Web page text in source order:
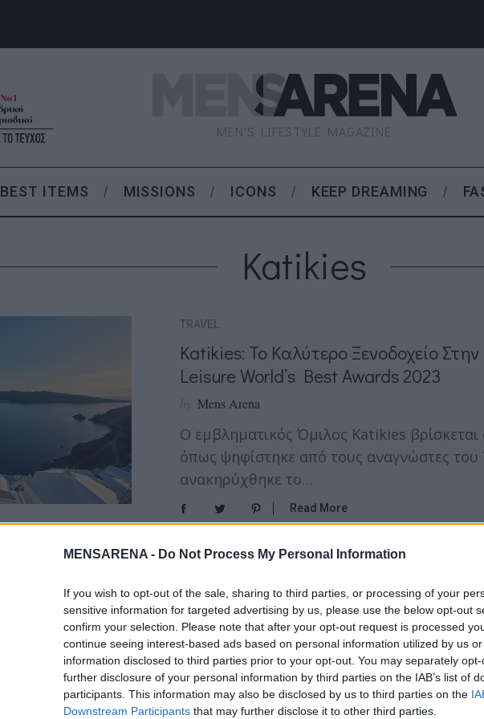
MENSARENA - Do Not Process My Personal Information
If you wish to opt-out of the sale, sharing to third parties, or processing of your
sensitive information for targeted advertising by us, please use the below opt-out
confirm your selection. Please note that after your opt-out request is processed
continue seeing interest-based ads based on personal information utilized by us
information disclosed to third parties prior to your opt-out. You may separately
further disclosure of your personal information by third parties on the IAB’s list of
participants. This information may also be disclosed by us to third parties on the
Downstream Participants that may further disclose it to other third parties.
MEN'S LIFESTYLE MAGAZINE
BEST ITEMS MISSIONS ICONS KEEP DREAMING
Katikies
TRAVEL
Katikies: To Καλύτερο Ξενοδοχείο
Leisure World’s Best Awards 2023
by Mens Arena
Ο εμβληματικός Όμιλος Katikies βρίσκεται
όπως ψηφίστηκε από τους αναγνώστες
ανακηρύχθηκε το…
Read More
Katikies: Μια Μοναδική, Πολυτελής
Μύκονο
by Mens Arena
Με το καλοκαίρι να βρίσκεται προ των
υποδεχθεί τους κοσμογυρισμένους